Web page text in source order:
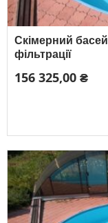
Скімерний
фільтрації
156 325,00 ₴